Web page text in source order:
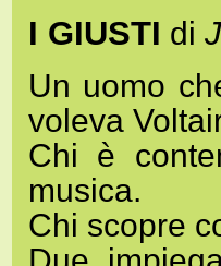
I GIUSTI di
Un uomo
voleva
Chi è
musica.
Chi scopre